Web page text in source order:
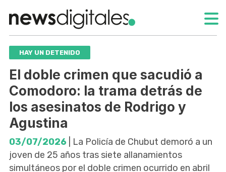
HAY UN DETENIDO
El doble crimen que sacudió a
Comodoro: la trama detrás de
los asesinatos de Rodrigo y
Agustina
03/07/2026 | La Policía de Chubut demoró a un
joven de 25 años tras siete allanamientos
simultáneos por el doble crimen ocurrido en abril